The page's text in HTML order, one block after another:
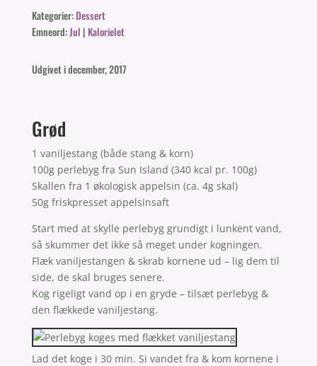
Kategorier:Dessert
Emneord:Jul | Kalorielet
Udgivet i december, 2017
Grød
1 vaniljestang (både stang & korn)
100g perlebyg fra Sun Island (340 kcal pr. 100g)
Skallen fra 1 økologisk appelsin (ca. 4g skal)
50g friskpresset appelsinsaft
Start med at skylle perlebyg grundigt i lunkent vand,
så skummer det ikke så meget under kogningen.
Flæk vaniljestangen & skrab kornene ud – lig dem til
side, de skal bruges senere.
Kog rigeligt vand op i en gryde – tilsæt perlebyg &
den flækkede vaniljestang.
Lad det koge i 30 min. Si vandet fra & kom kornene i